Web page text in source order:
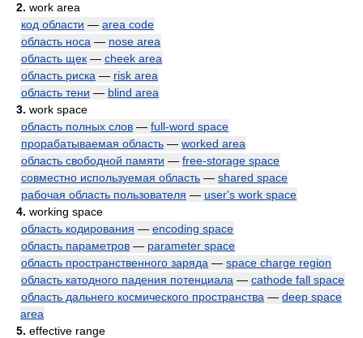
2. work area
код области — area code
область носа — nose area
область щек — cheek area
область риска — risk area
область тени — blind area
3. work space
область полных слов — full-word space
прорабатываемая область — worked area
область свободной памяти — free-storage space
совместно используемая область — shared space
рабочая область пользователя — user's work space
4. working space
область кодирования — encoding space
область параметров — parameter space
область пространственного заряда — space charge region
область катодного падения потенциала — cathode fall space
область дальнего космического пространства — deep space
area
5. effective range